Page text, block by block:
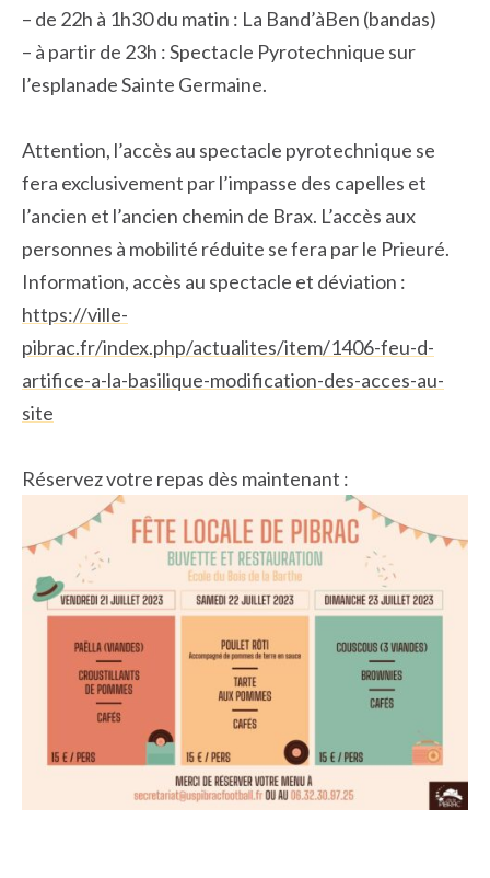
– de 22h à 1h30 du matin : La Band’àBen (bandas)
– à partir de 23h : Spectacle Pyrotechnique sur
l’esplanade Sainte Germaine.
Attention, l’accès au spectacle pyrotechnique se
fera exclusivement par l’impasse des capelles et
l’ancien et l’ancien chemin de Brax. L’accès aux
personnes à mobilité réduite se fera par le Prieuré.
Information, accès au spectacle et déviation :
https://ville-
pibrac.fr/index.php/actualites/item/1406-feu-d-
artifice-a-la-basilique-modification-des-acces-au-
site
Réservez votre repas dès maintenant :